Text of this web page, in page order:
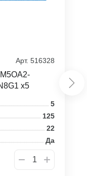
Арт. 516328
x5
5
125
22
Да